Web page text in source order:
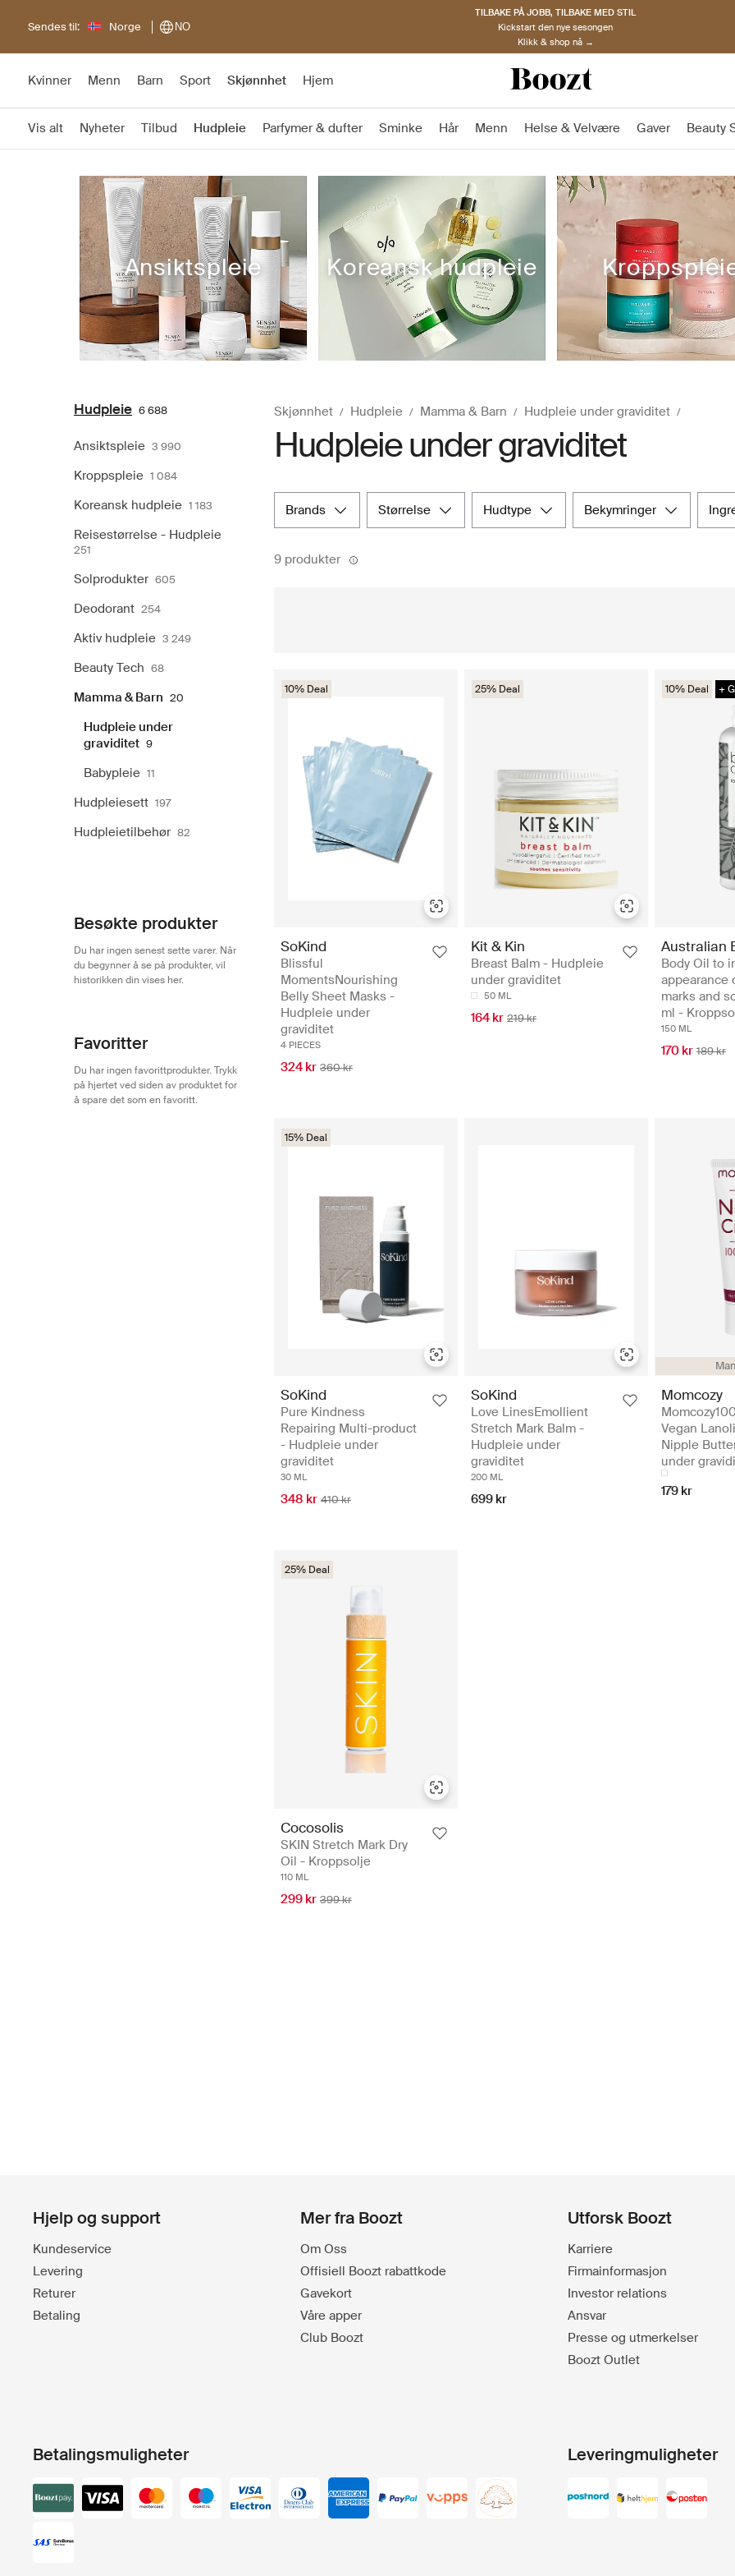
Sendes til: Norge NO
TILBAKE PÅ JOBB, TILBAKE MED STIL
Kickstart den nye sesongen
Klikk & shop nå →
Kvinner Menn Barn Sport Skjønnhet Hjem
Vis alt Nyheter Tilbud Hudpleie Parfymer & dufter Sminke Hår Menn Helse & Velvære Gaver Beauty
Ansiktspleie Koreansk hudpleie
Hudpleie 6 688
Ansiktspleie 3 990
Kroppspleie 1 084
Koreansk hudpleie 1 183
Reisestørrelse - Hudpleie
251
Solprodukter 605
Deodorant 254
Aktiv hudpleie 3 249
Beauty Tech 68
Mamma & Barn 20
Hudpleie under
graviditet 9
Babypleie 11
Hudpleiesett 197
Hudpleietilbehør 82
Besøkte produkter
Du har ingen senest sette varer. Når
du begynner å se på produkter, vil
historikken din vises her.
Favoritter
Du har ingen favorittprodukter. Trykk
på hjertet ved siden av produktet for
å spare det som en favoritt.
Skjønnhet Hudpleie Mamma & Barn Hudpleie under graviditet
Hudpleie under graviditet
brands størrelse hudtype bekymringer
9 produkter
10% Deal
SoKind
Blissful
MomentsNourishing
Belly Sheet Masks -
Hudpleie under
graviditet
4 PIECES
324 kr 360 kr
25% Deal
Kit & Kin
Breast Balm - Hudpleie
under graviditet
50 ML
164 kr 219 kr
10% Deal +
Australian
Body Oil to
appearance
marks and
ml -
150 ML
170 kr 189 kr
15% Deal
SoKind
Pure Kindness
Repairing Multi-product
- Hudpleie under
graviditet
30 ML
348 kr 410 kr
SoKind
Love LinesEmollient
Stretch Mark Balm -
Hudpleie under
graviditet
200 ML
699 kr
Momcozy
Vegan
Nipple
under
179 kr
25% Deal
Cocosolis
SKIN Stretch Mark Dry
Oil - Kroppsolje
110 ML
299 kr 399 kr
Hjelp og support
Kundeservice
Levering
Returer
Betaling
Mer fra Boozt
Om Oss
Offisiell Boozt rabattkode
Gavekort
Våre apper
Club Boozt
Utforsk Boozt
Karriere
Firmainformasjon
Investor relations
Ansvar
Presse og utmerkelser
Boozt Outlet
Betalingsmuligheter Leveringmuligheter